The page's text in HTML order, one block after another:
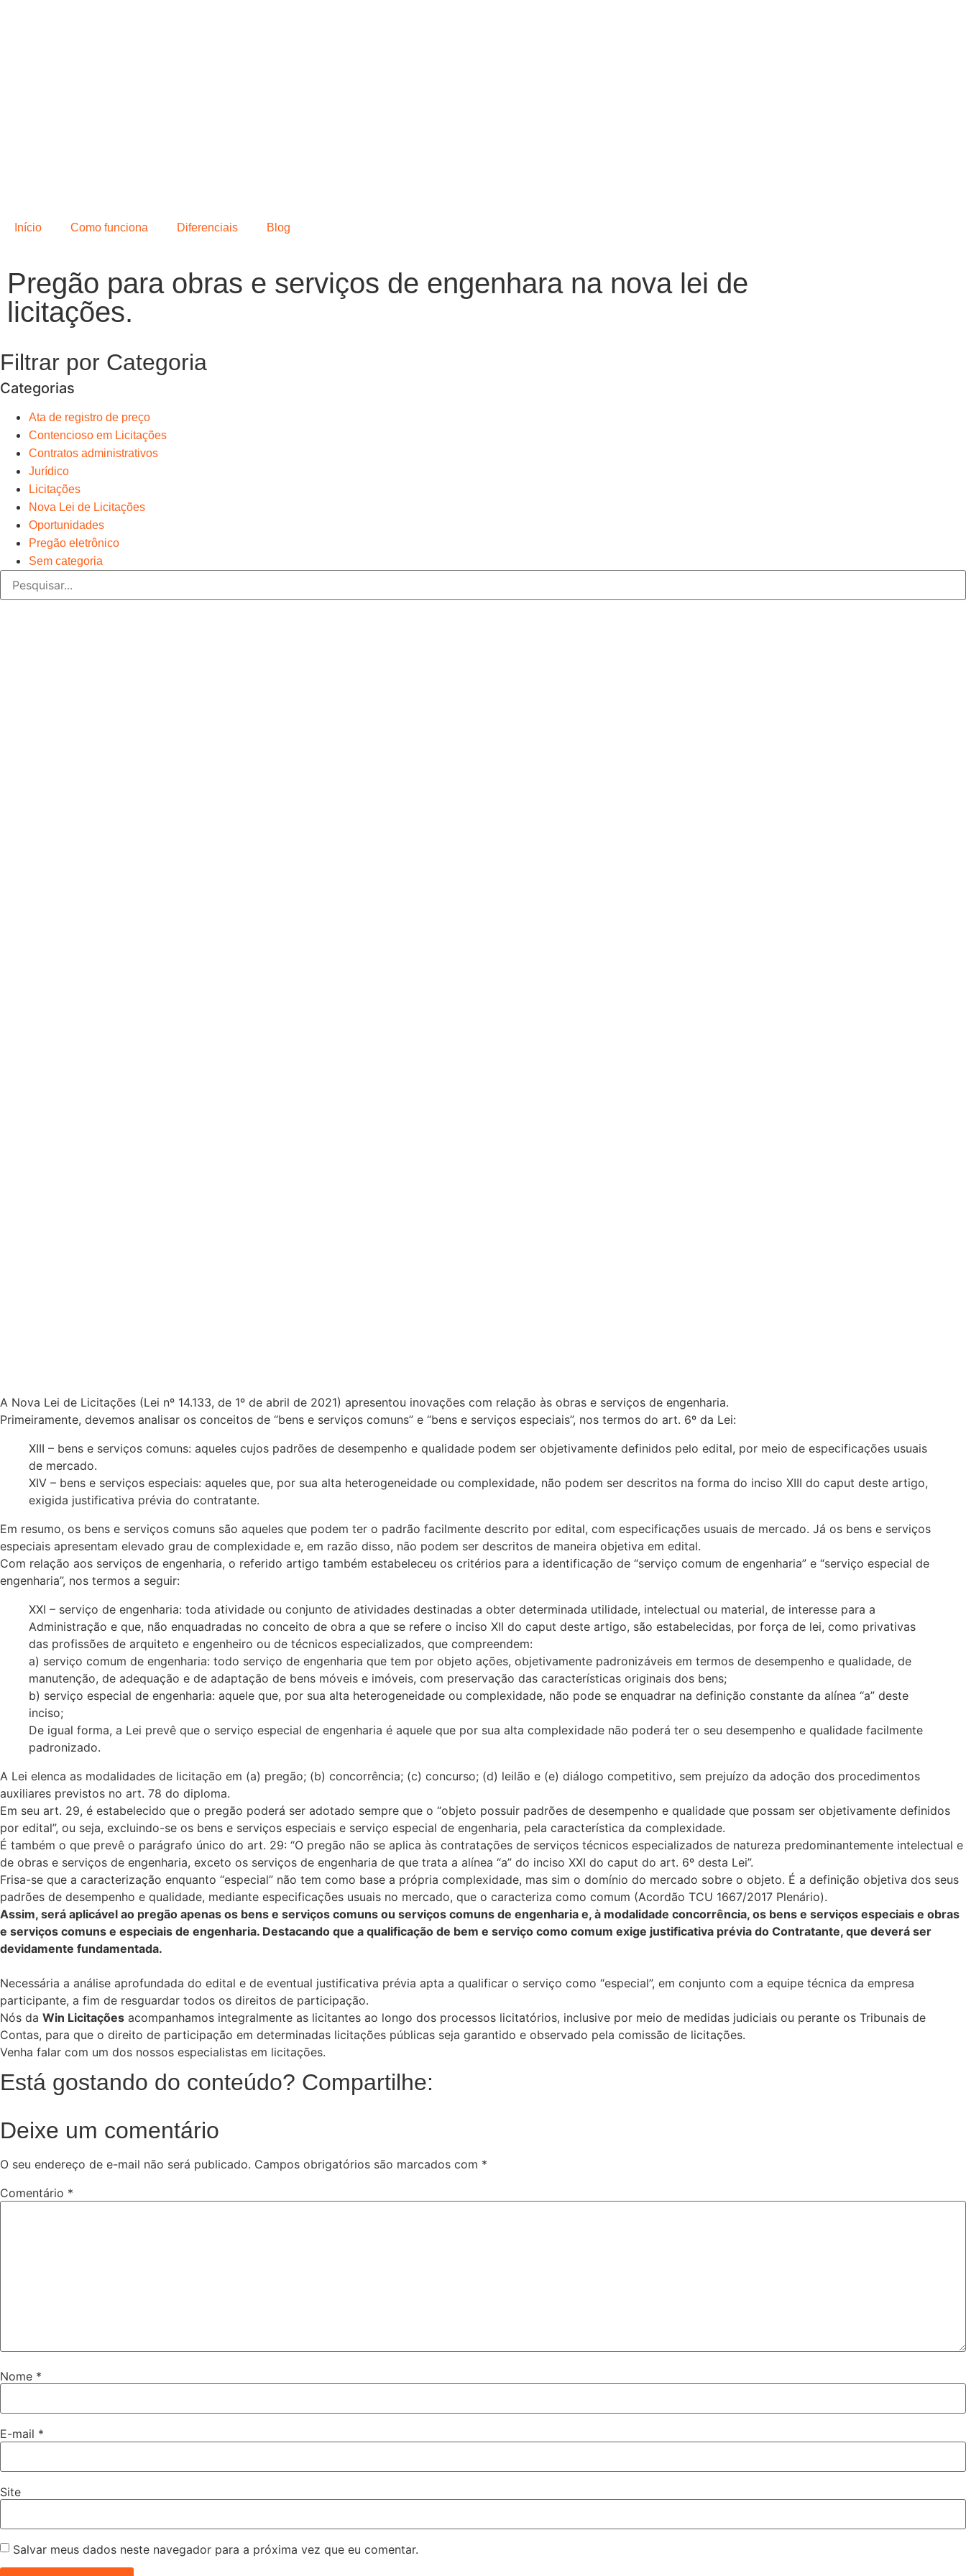
Início Como funciona Diferenciais Blog
Pregão para obras e serviços de engenhara na nova lei de
licitações.
Filtrar por Categoria
Categorias
Ata de registro de preço
Contencioso em Licitações
Contratos administrativos
Jurídico
Licitações
Nova Lei de Licitações
Oportunidades
Pregão eletrônico
Sem categoria
A Nova Lei de Licitações (Lei nº 14.133, de 1º de abril de 2021) apresentou inovações com relação às obras e serviços de engenharia.
Primeiramente, devemos analisar os conceitos de “bens e serviços comuns” e “bens e serviços especiais”, nos termos do art. 6º da Lei:
XIII – bens e serviços comuns: aqueles cujos padrões de desempenho e qualidade podem ser objetivamente definidos pelo edital, por meio de especificações usuais
de mercado.
XIV – bens e serviços especiais: aqueles que, por sua alta heterogeneidade ou complexidade, não podem ser descritos na forma do inciso XIII do caput deste artigo,
exigida justificativa prévia do contratante.
Em resumo, os bens e serviços comuns são aqueles que podem ter o padrão facilmente descrito por edital, com especificações usuais de mercado. Já os bens e serviços
especiais apresentam elevado grau de complexidade e, em razão disso, não podem ser descritos de maneira objetiva em edital.
Com relação aos serviços de engenharia, o referido artigo também estabeleceu os critérios para a identificação de “serviço comum de engenharia” e “serviço especial de
engenharia”, nos termos a seguir:
XXI – serviço de engenharia: toda atividade ou conjunto de atividades destinadas a obter determinada utilidade, intelectual ou material, de interesse para a
Administração e que, não enquadradas no conceito de obra a que se refere o inciso XII do caput deste artigo, são estabelecidas, por força de lei, como privativas
das profissões de arquiteto e engenheiro ou de técnicos especializados, que compreendem:
a) serviço comum de engenharia: todo serviço de engenharia que tem por objeto ações, objetivamente padronizáveis em termos de desempenho e qualidade, de
manutenção, de adequação e de adaptação de bens móveis e imóveis, com preservação das características originais dos bens;
b) serviço especial de engenharia: aquele que, por sua alta heterogeneidade ou complexidade, não pode se enquadrar na definição constante da alínea “a” deste
inciso;
De igual forma, a Lei prevê que o serviço especial de engenharia é aquele que por sua alta complexidade não poderá ter o seu desempenho e qualidade facilmente
padronizado.
A Lei elenca as modalidades de licitação em (a) pregão; (b) concorrência; (c) concurso; (d) leilão e (e) diálogo competitivo, sem prejuízo da adoção dos procedimentos
auxiliares previstos no art. 78 do diploma.
Em seu art. 29, é estabelecido que o pregão poderá ser adotado sempre que o “objeto possuir padrões de desempenho e qualidade que possam ser objetivamente definidos
por edital”, ou seja, excluindo-se os bens e serviços especiais e serviço especial de engenharia, pela característica da complexidade.
É também o que prevê o parágrafo único do art. 29: “O pregão não se aplica às contratações de serviços técnicos especializados de natureza predominantemente intelectual e
de obras e serviços de engenharia, exceto os serviços de engenharia de que trata a alínea “a” do inciso XXI do caput do art. 6º desta Lei”.
Frisa-se que a caracterização enquanto “especial” não tem como base a própria complexidade, mas sim o domínio do mercado sobre o objeto. É a definição objetiva dos seus
padrões de desempenho e qualidade, mediante especificações usuais no mercado, que o caracteriza como comum (Acordão TCU 1667/2017 Plenário).
Assim, será aplicável ao pregão apenas os bens e serviços comuns ou serviços comuns de engenharia e, à modalidade concorrência, os bens e serviços especiais e obras
e serviços comuns e especiais de engenharia. Destacando que a qualificação de bem e serviço como comum exige justificativa prévia do Contratante, que deverá ser
devidamente fundamentada.
Necessária a análise aprofundada do edital e de eventual justificativa prévia apta a qualificar o serviço como “especial”, em conjunto com a equipe técnica da empresa
participante, a fim de resguardar todos os direitos de participação.
Nós da Win Licitações acompanhamos integralmente as licitantes ao longo dos processos licitatórios, inclusive por meio de medidas judiciais ou perante os Tribunais de
Contas, para que o direito de participação em determinadas licitações públicas seja garantido e observado pela comissão de licitações.
Venha falar com um dos nossos especialistas em licitações.
Está gostando do conteúdo? Compartilhe:
Deixe um comentário
O seu endereço de e-mail não será publicado. Campos obrigatórios são marcados com *
Comentário *
Nome *
E-mail *
Site
Salvar meus dados neste navegador para a próxima vez que eu comentar.